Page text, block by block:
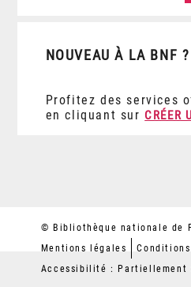
NOUVEAU À LA BNF ?
Profitez des services
en cliquant sur CRÉER
© Bibliothèque nationale de
Mentions légales
Accessibilité : Partiellement